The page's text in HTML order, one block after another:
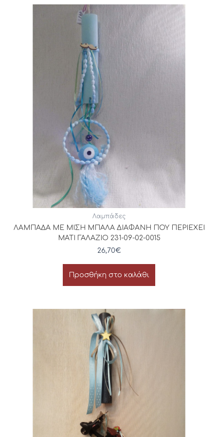
Λαμπάδες
ΛΑΜΠΑΔΑ ΜΕ ΜΙΣΗ ΜΠΑΛΑ ΔΙΑΦΑΝΗ ΠΟΥ ΠΕΡΙΕΧΕΙ
ΜΑΤΙ ΓΑΛΑΖΙΟ 231-09-02-0015
26,70€
Προσθήκη στο καλάθι